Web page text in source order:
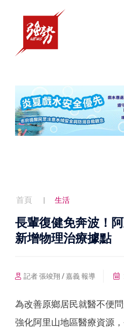
首頁 生活
長輩復健免奔波！
新增物理治療據點
記者 張竣翔 / 嘉義 報導
為改善原鄉居民就醫不便
強化阿里山地區醫療資源